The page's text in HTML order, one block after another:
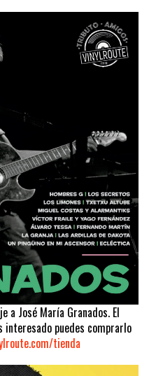
a José María Granados. El
puedes comprarlo
tienda